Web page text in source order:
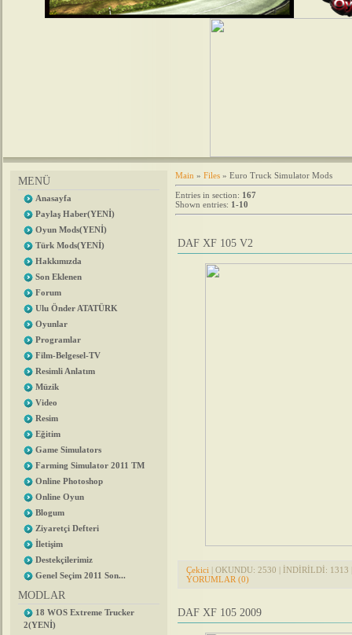
MENÜ
Anasayfa
Paylaş Haber(YENİ)
Oyun Mods(YENİ)
Türk Mods(YENİ)
Hakkımızda
Son Eklenen
Forum
Ulu Önder ATATÜRK
Oyunlar
Programlar
Film-Belgesel-TV
Resimli Anlatım
Müzik
Video
Resim
Eğitim
Game Simulators
Farming Simulator 2011 TM
Online Photoshop
Online Oyun
Blogum
Ziyaretçi Defteri
İletişim
Destekçilerimiz
Genel Seçim 2011 Son...
MODLAR
18 WOS Extreme Trucker
2(YENİ)
Main » Files » Euro Truck Simulator Mods
Entries in section: 167
Shown entries: 1-10
DAF XF 105 V2
Çekici | OKUNDU: 2530 | İNDİRİLDİ: 1313
YORUMLAR (0)
DAF XF 105 2009